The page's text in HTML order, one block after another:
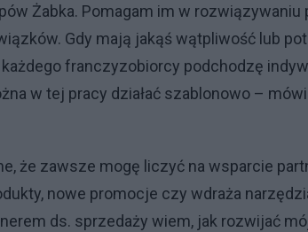
Żabka. Pomagam im w
Gdy mają jakąś wątpliwość lub
franczyzobiorcy podchodzę
w tej pracy działać szablonowo –
że zawsze mogę liczyć na wsparcie
nowe promocje czy wdraża
ds. sprzedaży wiem, jak rozwijać